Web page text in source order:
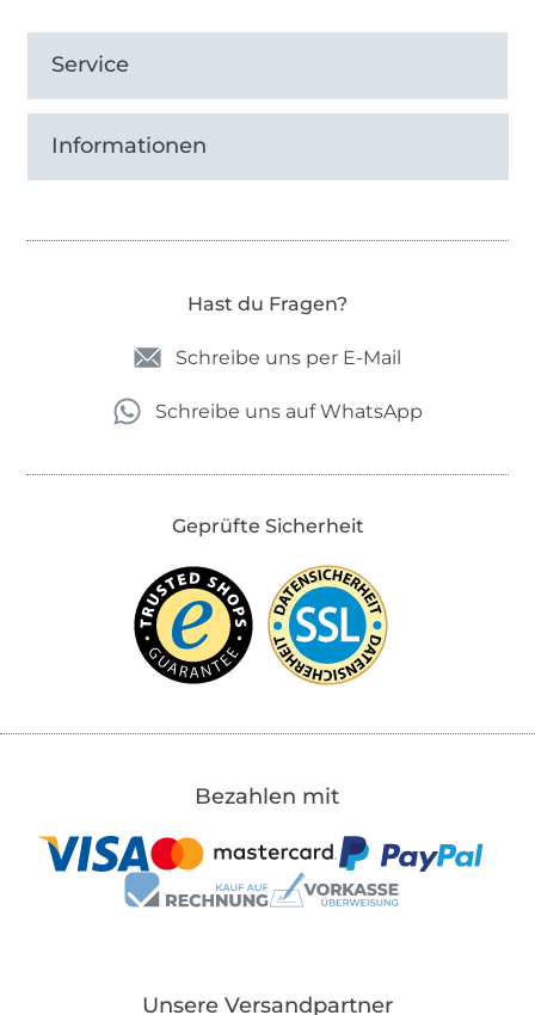
Service
Informationen
Hast du Fragen?
Schreibe uns per E-Mail
Schreibe uns auf WhatsApp
Geprüfte Sicherheit
Bezahlen mit
Unsere Versandpartner